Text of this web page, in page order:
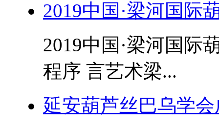
2019中国·梁河国际
2019中国·梁河国际
程序 言艺术梁...
延安葫芦丝巴乌学